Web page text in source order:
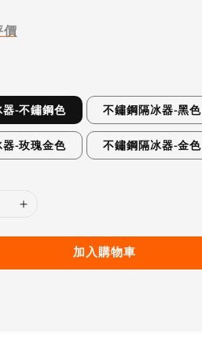
價
-不鏽鋼色 不鏽鋼隔冰器-黑色
-玫瑰金色 不鏽鋼隔冰器-金色
加入購物車